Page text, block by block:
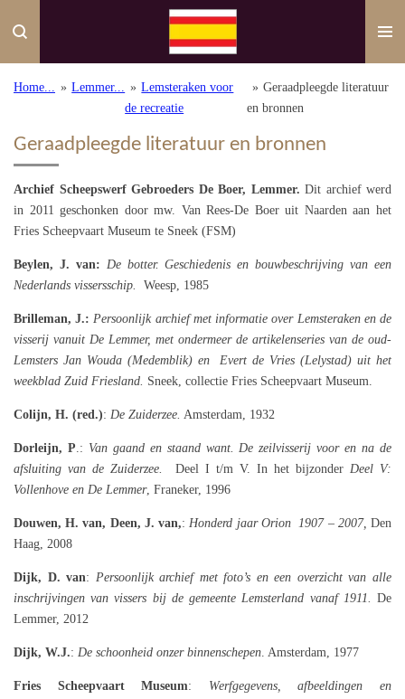
direct
de
Home... » Lemmer... » Lemsteraken voor
de recreatie
» Geraadpleegde literatuur
en bronnen
Geraadpleegde literatuur en bronnen
Archief Scheepswerf Gebroeders De Boer, Lemmer. Dit archief werd
in 2011 geschonken door mw. Van Rees-De Boer uit Naarden aan het
Fries Scheepvaart Museum te Sneek (FSM)
Beylen, J. van: De botter. Geschiedenis en bouwbeschrijving van een
Nederlands vissersschip.
Weesp, 1985
Brilleman, J.:Persoonlijk archief met informatie over Lemsteraken en de
visserij vanuit De Lemmer, met ondermeer de artikelenseries van de oud-
Lemsters Jan Wouda (Medemblik) enEvert de Vries (Lelystad) uit het
weekblad Zuid Friesland. Sneek, collectie Fries Scheepvaart Museum.
Colijn, H. (red.): De Zuiderzee. Amsterdam, 1932
Dorleijn, P.: Van gaand en staand want. De zeilvisserij voor en na de
afsluiting van de Zuiderzee. Deel I t/m V. In het bijzonder Deel V:
Vollenhove en De Lemmer, Franeker, 1996
Douwen, H. van, Deen, J. van,:Honderd jaar Orion 1907 – 2007, Den
Haag, 2008
Dijk, D. van: Persoonlijk archief met foto’s en een overzicht van alle
inschrijvingen van vissers bij de gemeente Lemsterland vanaf 1911. De
Lemmer, 2012
Dijk, W.J.: De schoonheid onzer binnenschepen. Amsterdam, 1977
Fries Scheepvaart Museum: Werfgegevens, afbeeldingen en